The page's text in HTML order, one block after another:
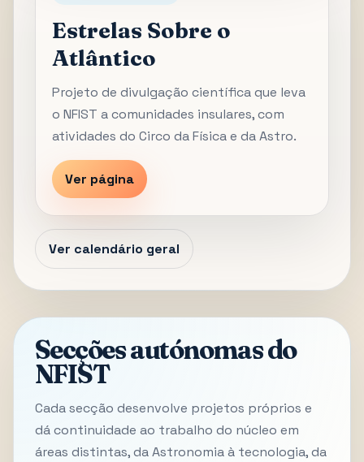
Estrelas Sobre o
Atlântico
Projeto de divulgação científica que leva
o NFIST a comunidades insulares, com
atividades do Circo da Física e da Astro.
Ver página
Ver calendário geral
Secções autónomas do
NFIST
Cada secção desenvolve projetos próprios e
dá continuidade ao trabalho do núcleo em
áreas distintas, da Astronomia à tecnologia, da